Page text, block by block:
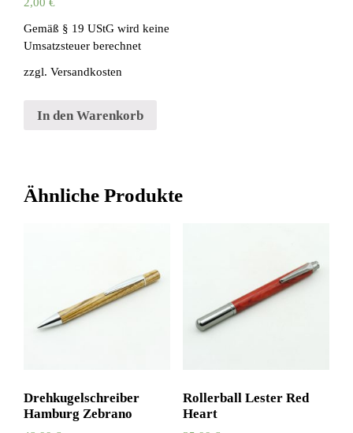
Gemäß § 19 UStG wird keine
Umsatzsteuer berechnet
zzgl. Versandkosten
In den Warenkorb
Ähnliche Produkte
Drehkugelschreiber
Hamburg Zebrano
Rollerball Lester Red
Heart